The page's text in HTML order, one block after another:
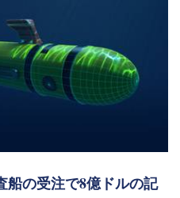
船の受注で8億ドルの記